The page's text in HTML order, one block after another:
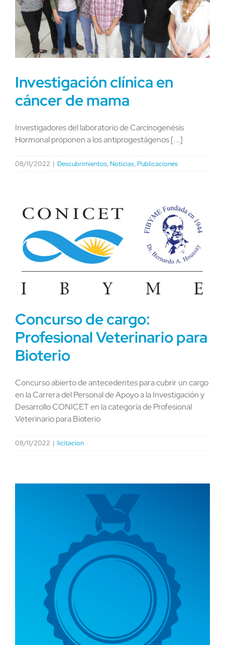
Investigación clínica en
cáncer de mama
Investigadores del laboratorio de Carcinogenésis
Hormonal proponen a los antiprogestágenos [...]
08/11/2022 | Descubrimientos, Noticias, Publicaciones
Concurso de cargo:
Profesional Veterinario para
Bioterio
Concurso abierto de antecedentes para cubrir un cargo
en la Carrera del Personal de Apoyo a la Investigación y
Desarrollo CONICET en la categoría de Profesional
Veterinario para Bioterio
08/11/2022 | licitacion